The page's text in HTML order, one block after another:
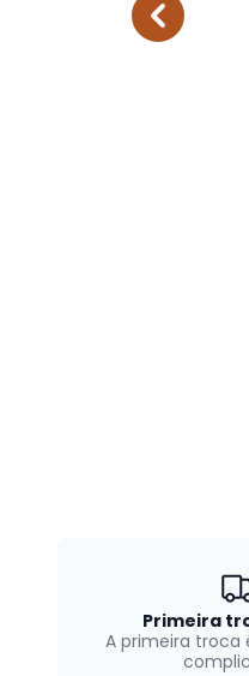
Primeira
A primeira troca